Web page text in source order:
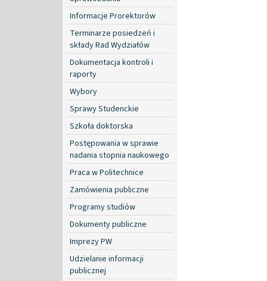
Informacje Prorektorów
Terminarze posiedzeń i
składy Rad Wydziałów
Dokumentacja kontroli i
raporty
Wybory
Sprawy Studenckie
Szkoła doktorska
Postępowania w sprawie
nadania stopnia naukowego
Praca w Politechnice
Zamówienia publiczne
Programy studiów
Dokumenty publiczne
Imprezy PW
Udzielanie informacji
publicznej